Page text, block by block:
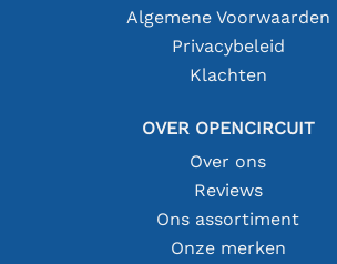
Algemene Voorwaarden
Privacybeleid
Klachten
OVER OPENCIRCUIT
Over ons
Reviews
Ons assortiment
Onze merken